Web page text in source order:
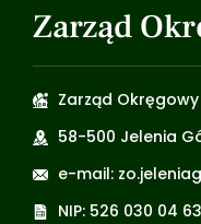
Zarząd
Zarząd
58-500 Jelenia
e-mail:
NIP: 526 030 04 63